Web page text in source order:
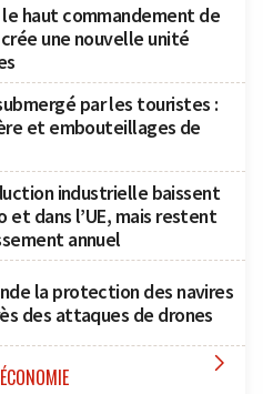
haut commandement de
une nouvelle unité
par les touristes :
et embouteillages de
industrielle baissent
et dans l’UE, mais restent
annuel
la protection des navires
des attaques de drones
